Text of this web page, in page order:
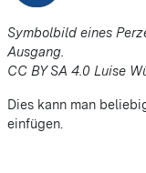
Symbolbild eines
Ausgang.
CC BY SA 4.0 Luise
Dies kann man
einfügen.